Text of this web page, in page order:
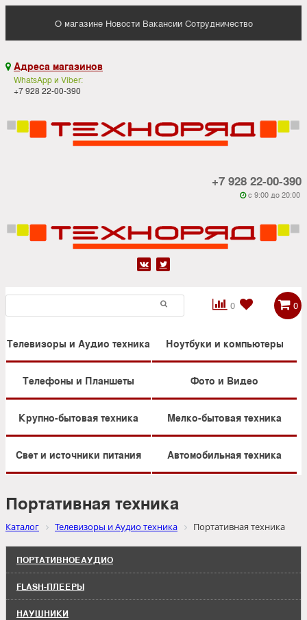
О магазине Новости Вакансии Сотрудничество
 Адреса магазинов
WhatsApp и Viber:
+7 928 22-00-390
+7 928 22-00-390
 c 9:00 до 20:00
 
0

 0
Телевизоры и Аудио техника Ноутбуки и компьютеры
Телефоны и Планшеты Фото и Видео
Крупно-бытовая техника Мелко-бытовая техника
Свет и источники питания Автомобильная техника
Портативная техника
Каталог Телевизоры и Аудио техника Портативная техника
ПОРТАТИВНОЕАУДИО
FLASH-ПЛЕЕРЫ
НАУШНИКИ